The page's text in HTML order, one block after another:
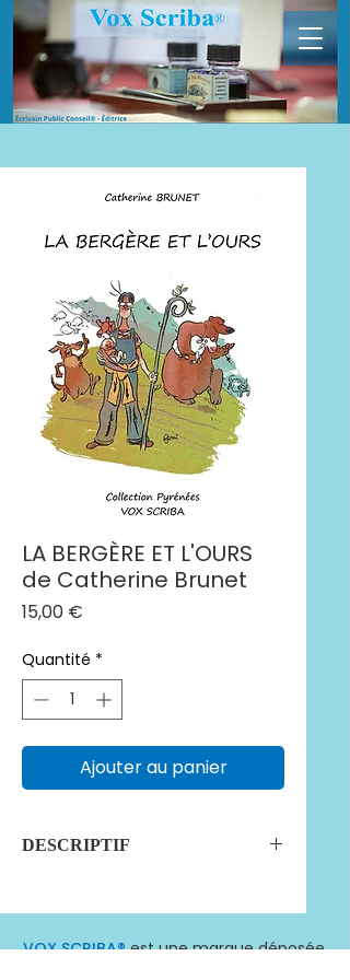
LA BERGÈRE ET L'OURS
de Catherine Brunet
15,00 €
Quantité *
Ajouter au panier
DESCRIPTIF
192 pages
VOX SCRIBA®est une marque déposée.